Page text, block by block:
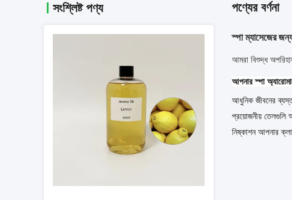
সংশ্লিষ্ট পণ্য পণ্যের বর্ণনা
স্পা ম্যাসেজের
আমরা বিশুদ্ধ
আপনার স্পা
আধুনিক জীবনের
প্রয়োজনীয় তেলগুলি
নিষ্কাশন আপনার